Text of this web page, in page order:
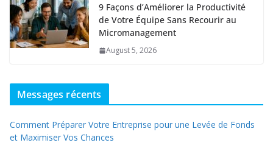
9 Façons d’Améliorer la Productivité
de Votre Équipe Sans Recourir au
Micromanagement
August 5, 2026
Messages récents
Comment Préparer Votre Entreprise pour une Levée de Fonds
et Maximiser Vos Chances